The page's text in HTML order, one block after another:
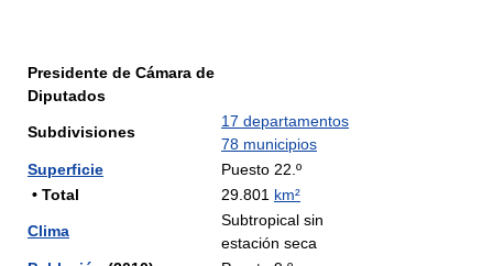
Presidente de Cámara de
Diputados
Subdivisiones
17 departamentos
78 municipios
Superficie
Puesto 22.º
• Total
29.801 km²
Clima
Subtropical sin
estación seca